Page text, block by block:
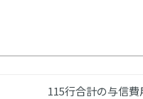
115行合計の与信